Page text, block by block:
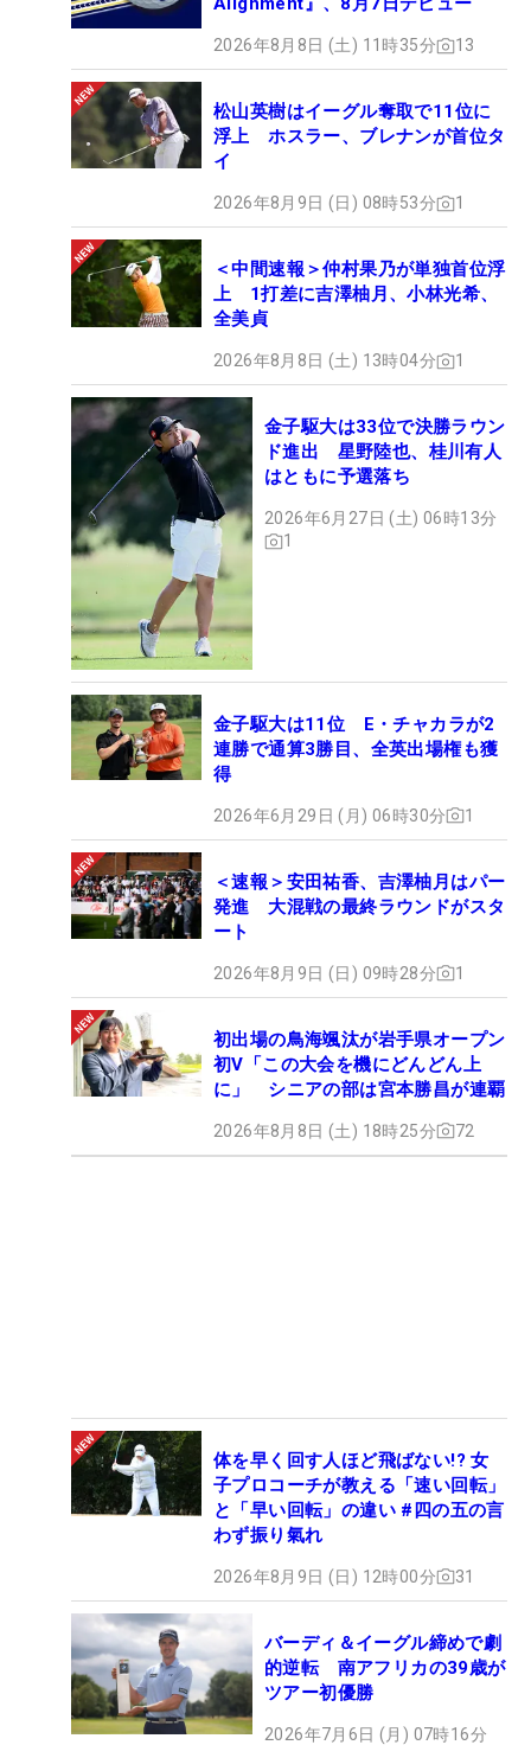
2026年8月8日 (土) 11時35分 13
松山英樹はイーグル奪取で11位に
浮上 ホスラー、ブレナンが首位タ
イ
2026年8月9日 (日) 08時53分 1
＜中間速報＞仲村果乃が単独首位浮
上 1打差に吉澤柚月、小林光希、
全美貞
2026年8月8日 (土) 13時04分 1
金子駆大は33位で決勝ラウン
ド進出 星野陸也、桂川有人
はともに予選落ち
2026年6月27日 (土) 06時13分
1
金子駆大は11位 E・チャカラが2
連勝で通算3勝目、全英出場権も獲
得
2026年6月29日 (月) 06時30分 1
＜速報＞安田祐香、吉澤柚月はパー
発進 大混戦の最終ラウンドがスタ
ート
2026年8月9日 (日) 09時28分 1
初出場の鳥海颯汰が岩手県オープン
初V「この大会を機にどんどん上
に」 シニアの部は宮本勝昌が連覇
2026年8月8日 (土) 18時25分 72
体を早く回す人ほど飛ばない!? 女
子プロコーチが教える「速い回転」
と「早い回転」の違い #四の五の言
わず振り氣れ
2026年8月9日 (日) 12時00分 31
バーディ＆イーグル締めで劇
的逆転 南アフリカの39歳が
ツアー初優勝
2026年7月6日 (月) 07時16分